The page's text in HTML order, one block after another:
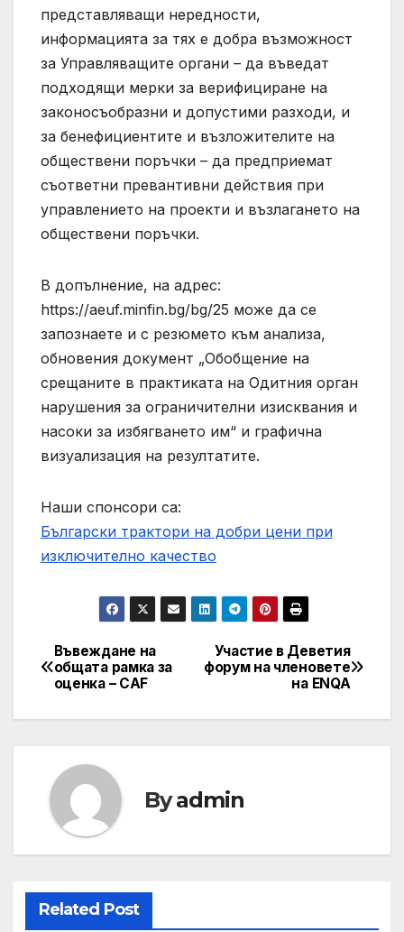
представляващи нередности,
информацията за тях е добра възможност
за Управляващите органи – да въведат
подходящи мерки за верифициране на
законосъобразни и допустими разходи, и
за бенефициентите и възложителите на
обществени поръчки – да предприемат
съответни превантивни действия при
управлението на проекти и възлагането на
обществени поръчки.
В допълнение, на адрес:
https://aeuf.minfin.bg/bg/25 може да се
запознаете и с резюмето към анализа,
обновения документ „Обобщение на
срещаните в практиката на Одитния орган
нарушения за ограничителни изисквания и
насоки за избягването им“ и графична
визуализация на резултатите.
Наши спонсори са:
Български трактори на добри цени при
изключително качество
Post
navigation
Участие в Деветия
форум на членовете
на ENQA
Въвеждане на
общата рамка за
оценка – CAF
Byadmin
Related Post